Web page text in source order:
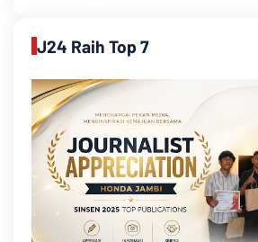
J24 Raih Top 7